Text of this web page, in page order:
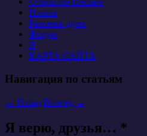
Планы
Рекомен-дуем
Форум
Я
КАРТА САЙТА
Навигация по статьям
← Назад Вперед →
Я верю, друзья… *